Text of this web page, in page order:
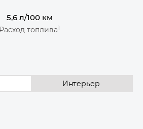
5,6 л/100 км
Расход топлива1
Интерьер